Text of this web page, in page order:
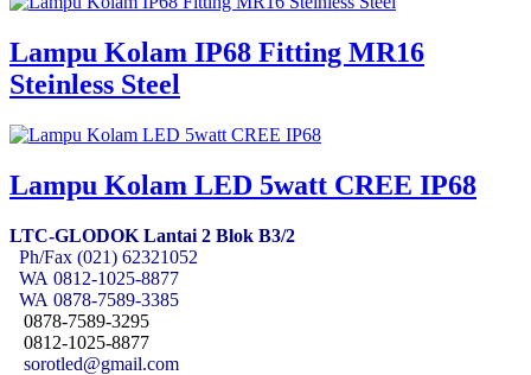
Lampu Kolam IP68 Fitting MR16
Steinless Steel
Lampu Kolam LED 5watt CREE IP68
LTC-GLODOK Lantai 2 Blok B3/2
Ph/Fax (021) 62321052
WA 0812-1025-8877
WA 0878-7589-3385
0878-7589-3295
0812-1025-8877
sorotled@gmail.com